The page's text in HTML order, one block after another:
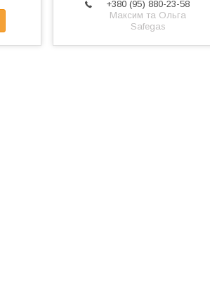
+380 (95) 880-23-58
Максим та Ольга
Safegas